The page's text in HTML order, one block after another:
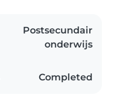
Postsecundair
onderwijs
Completed